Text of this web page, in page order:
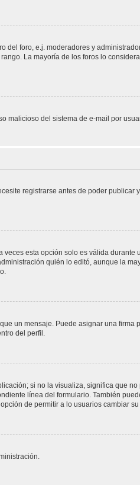
foro, e.j. moderadores y
La mayoría de los foros lo
malicioso del sistema de e-mail por
registrarse antes de poder publicar
veces esta opción solo es válida durante
quién lo editó, aunque la
un mensaje. Puede asignar una firma
del perfil.
si no la visualiza, significa que
línea del formulario. También
de permitir a lo usuarios cambiar su